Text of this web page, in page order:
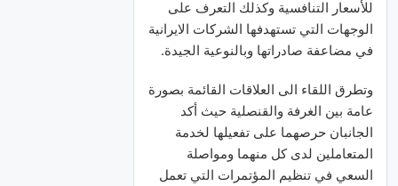
للأسعار التنافسية وكذلك التعرف على
الوجهات التي تستهدفها الشركات الايرانية
في مضاعفة صادراتها وبالنوعية الجيدة.
وتطرق اللقاء الى العلاقات القائمة بصورة
عامة بين الغرفة والقنصلية حيث أكد
الجانبان حرصهما على تفعيلها لخدمة
المتعاملين لدى كل منهما ومواصلة
السعي في تنظيم المؤتمرات التي تعمل